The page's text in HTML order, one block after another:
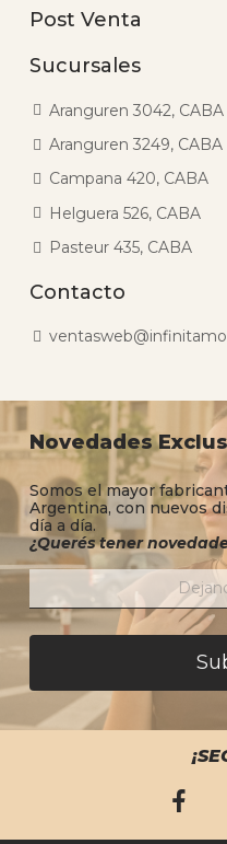
Post Venta
Sucursales
Aranguren 3042, CABA
Aranguren 3249, CABA
Campana 420, CABA
Helguera 526, CABA
Pasteur 435, CABA
Contacto
Novedades
Somos el mayor
Argentina, con nuevos
día a día.
¿Querés tener